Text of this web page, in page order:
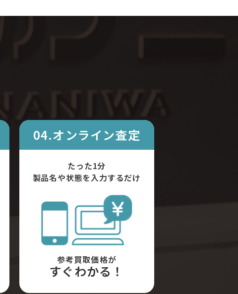
04.オンライン査定
たった1分
製品名や状態を入力するだけ
参考買取価格が
すぐわかる！